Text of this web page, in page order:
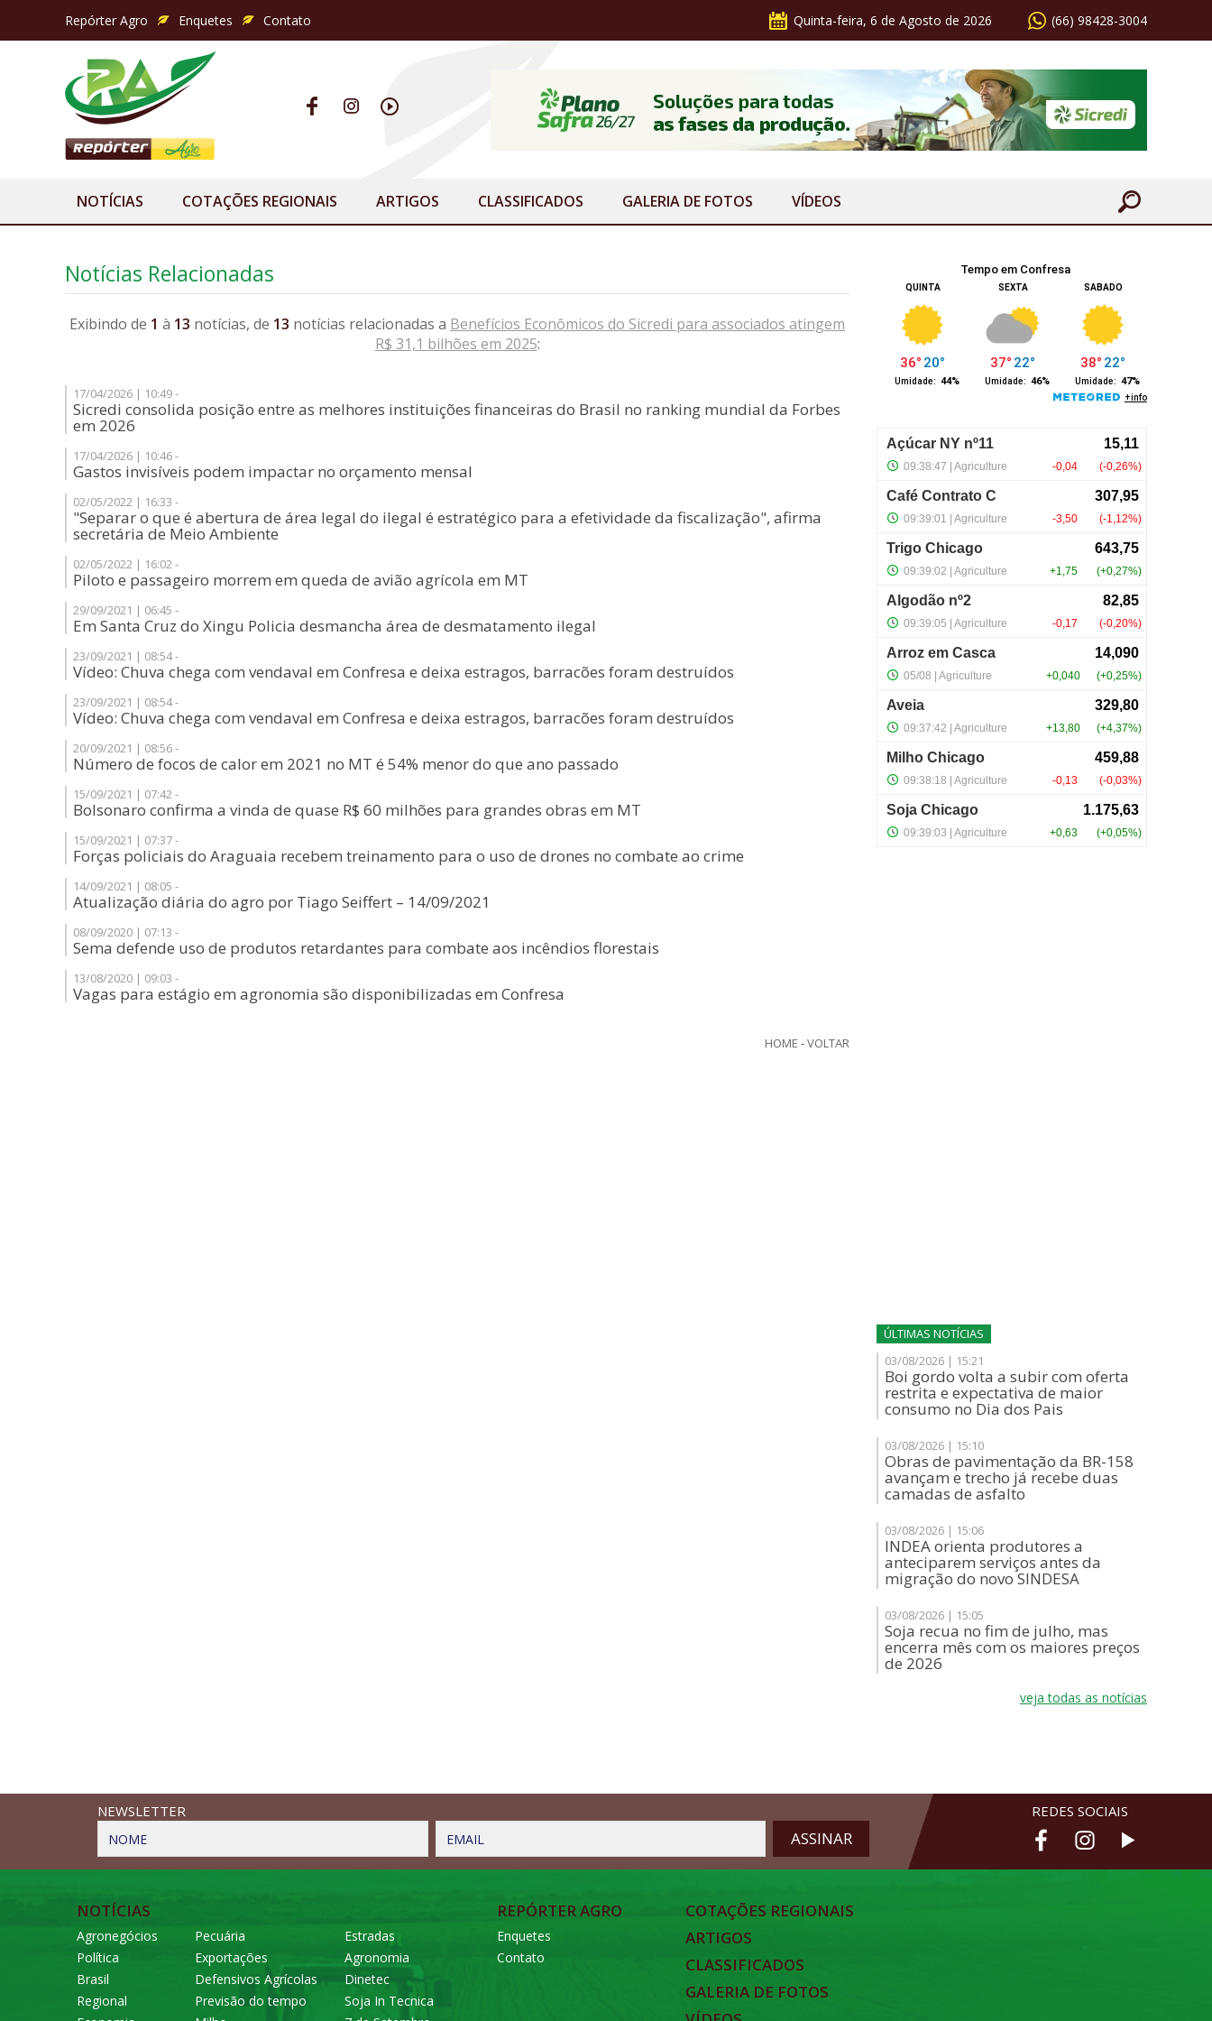
Quinta-feira, 6 de Agosto de 2026 (66) 98428-3004
Repórter Agro Enquetes Contato
NOTÍCIAS COTAÇÕES REGIONAIS ARTIGOS CLASSIFICADOS GALERIA DE FOTOS VÍDEOS
Notícias Relacionadas
Exibindo de 1 à 13 notícias, de 13 notícias relacionadas a Benefícios Econômicos do Sicredi para associados atingem
R$ 31,1 bilhões em 2025:
17/04/2026 | 10:49 -
Sicredi consolida posição entre as melhores instituições financeiras do Brasil no ranking mundial da Forbes
em 2026
17/04/2026 | 10:46 -
Gastos invisíveis podem impactar no orçamento mensal
02/05/2022 | 16:33 -
"Separar o que é abertura de área legal do ilegal é estratégico para a efetividade da fiscalização", afirma
secretária de Meio Ambiente
02/05/2022 | 16:02 -
Piloto e passageiro morrem em queda de avião agrícola em MT
29/09/2021 | 06:45 -
Em Santa Cruz do Xingu Policia desmancha área de desmatamento ilegal
23/09/2021 | 08:54 -
Vídeo: Chuva chega com vendaval em Confresa e deixa estragos, barracões foram destruídos
23/09/2021 | 08:54 -
Vídeo: Chuva chega com vendaval em Confresa e deixa estragos, barracões foram destruídos
20/09/2021 | 08:56 -
Número de focos de calor em 2021 no MT é 54% menor do que ano passado
15/09/2021 | 07:42 -
Bolsonaro confirma a vinda de quase R$ 60 milhões para grandes obras em MT
15/09/2021 | 07:37 -
Forças policiais do Araguaia recebem treinamento para o uso de drones no combate ao crime
14/09/2021 | 08:05 -
Atualização diária do agro por Tiago Seiffert – 14/09/2021
08/09/2020 | 07:13 -
Sema defende uso de produtos retardantes para combate aos incêndios florestais
13/08/2020 | 09:03 -
Vagas para estágio em agronomia são disponibilizadas em Confresa
HOME -VOLTAR
ÚLTIMAS NOTÍCIAS
03/08/2026 | 15:21
Boi gordo volta a subir com oferta
restrita e expectativa de maior
consumo no Dia dos Pais
03/08/2026 | 15:10
Obras de pavimentação da BR-158
avançam e trecho já recebe duas
camadas de asfalto
03/08/2026 | 15:06
INDEA orienta produtores a
anteciparem serviços antes da
migração do novo SINDESA
03/08/2026 | 15:05
Soja recua no fim de julho, mas
encerra mês com os maiores preços
de 2026
veja todas as notícias
REDES SOCIAIS
NEWSLETTER
NOME EMAIL
NOTÍCIAS
Agronegócios
Política
Brasil
Regional
Pecuária
Exportações
Defensivos Agrícolas
Previsão do tempo
Estradas
Agronomia
Dinetec
Soja In Tecnica
REPÓRTER AGRO
Enquetes
Contato
COTAÇÕES REGIONAIS
ARTIGOS
CLASSIFICADOS
GALERIA DE FOTOS